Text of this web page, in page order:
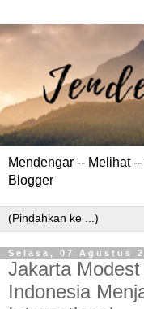
Mendengar -- Melihat
Blogger
Selasa, 07 Agustus
Jakarta
Indonesia